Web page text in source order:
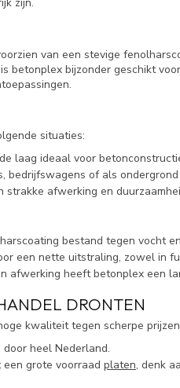
van een stevige
betonplex bijzonder geschikt
situaties:
laag ideaal voor
bedrijfswagens of als
strakke afwerking en
bestand tegen vocht
een nette uitstraling, zowel in
afwerking heeft betonplex een
DRONTEN
kwaliteit tegen scherpe
heel Nederland.
grote voorraad platen, denk